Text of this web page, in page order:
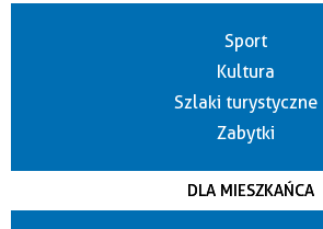
Sport
Kultura
Szlaki turystyczne
Zabytki
DLA MIESZKAŃCA